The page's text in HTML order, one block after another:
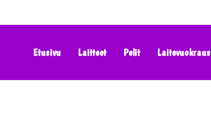
Etusivu Laitteet Pelit Laitevuokraus